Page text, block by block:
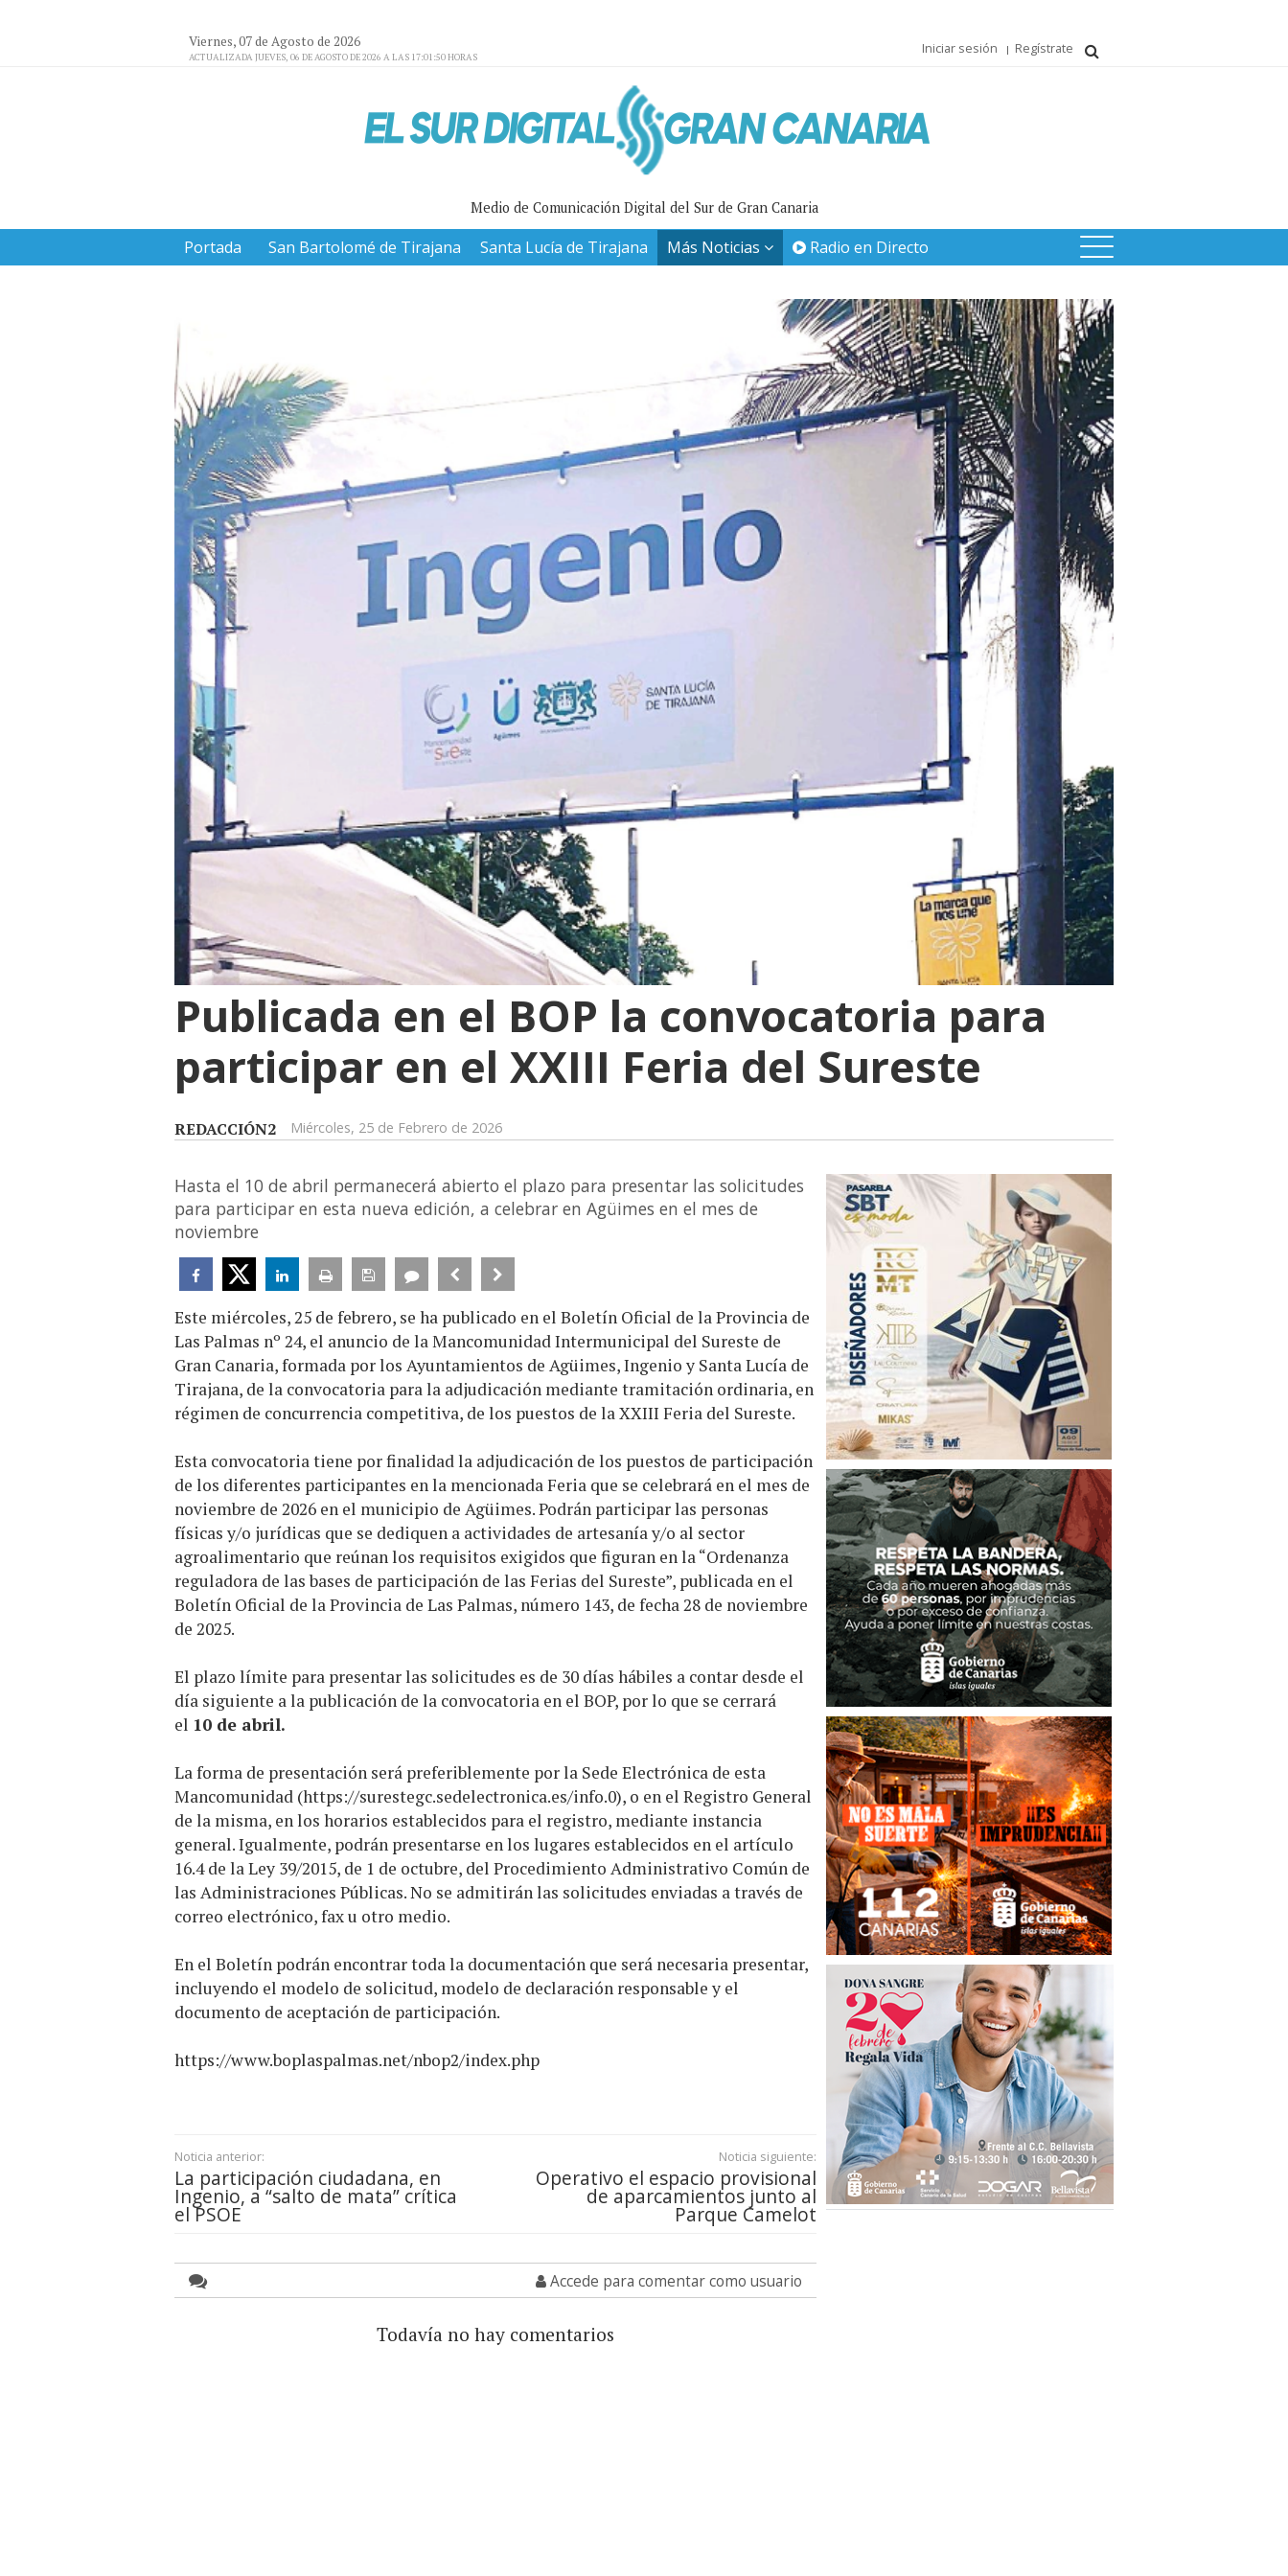
Viernes, 07 de Agosto de 2026
ACTUALIZADA JUEVES, 06 DE AGOSTO DE 2026 A LAS 17:01:50 HORAS
Iniciar sesión Regístrate
Medio de Comunicación Digital del Sur de Gran Canaria
Portada San Bartolomé de Tirajana Santa Lucía de Tirajana Más Noticias Radio en Directo
Publicada en el BOP la convocatoria para
participar en el XXIII Feria del Sureste
REDACCIÓN2 Miércoles, 25 de Febrero de 2026
Hasta el 10 de abril permanecerá abierto el plazo para presentar las solicitudes
para participar en esta nueva edición, a celebrar en Agüimes en el mes de
noviembre
Este miércoles, 25 de febrero, se ha publicado en el Boletín Oficial de la Provincia de
Las Palmas nº 24, el anuncio de la Mancomunidad Intermunicipal del Sureste de
Gran Canaria, formada por los Ayuntamientos de Agüimes, Ingenio y Santa Lucía de
Tirajana, de la convocatoria para la adjudicación mediante tramitación ordinaria, en
régimen de concurrencia competitiva, de los puestos de la XXIII Feria del Sureste.
Esta convocatoria tiene por finalidad la adjudicación de los puestos de participación
de los diferentes participantes en la mencionada Feria que se celebrará en el mes de
noviembre de 2026 en el municipio de Agüimes. Podrán participar las personas
físicas y/o jurídicas que se dediquen a actividades de artesanía y/o al sector
agroalimentario que reúnan los requisitos exigidos que figuran en la “Ordenanza
reguladora de las bases de participación de las Ferias del Sureste”, publicada en el
Boletín Oficial de la Provincia de Las Palmas, número 143, de fecha 28 de noviembre
de 2025.
El plazo límite para presentar las solicitudes es de 30 días hábiles a contar desde el
día siguiente a la publicación de la convocatoria en el BOP, por lo que se cerrará
el 10 de abril.
La forma de presentación será preferiblemente por la Sede Electrónica de esta
Mancomunidad (https://surestegc.sedelectronica.es/info.0), o en el Registro General
de la misma, en los horarios establecidos para el registro, mediante instancia
general. Igualmente, podrán presentarse en los lugares establecidos en el artículo
16.4 de la Ley 39/2015, de 1 de octubre, del Procedimiento Administrativo Común de
las Administraciones Públicas. No se admitirán las solicitudes enviadas a través de
correo electrónico, fax u otro medio.
En el Boletín podrán encontrar toda la documentación que será necesaria presentar,
incluyendo el modelo de solicitud, modelo de declaración responsable y el
documento de aceptación de participación.
https://www.boplaspalmas.net/nbop2/index.php
Noticia anterior:
La participación ciudadana, en
Ingenio, a “salto de mata” crítica
el PSOE
Noticia siguiente:
Operativo el espacio provisional
de aparcamientos junto al
Parque Camelot
Accede para comentar como usuario
Todavía no hay comentarios